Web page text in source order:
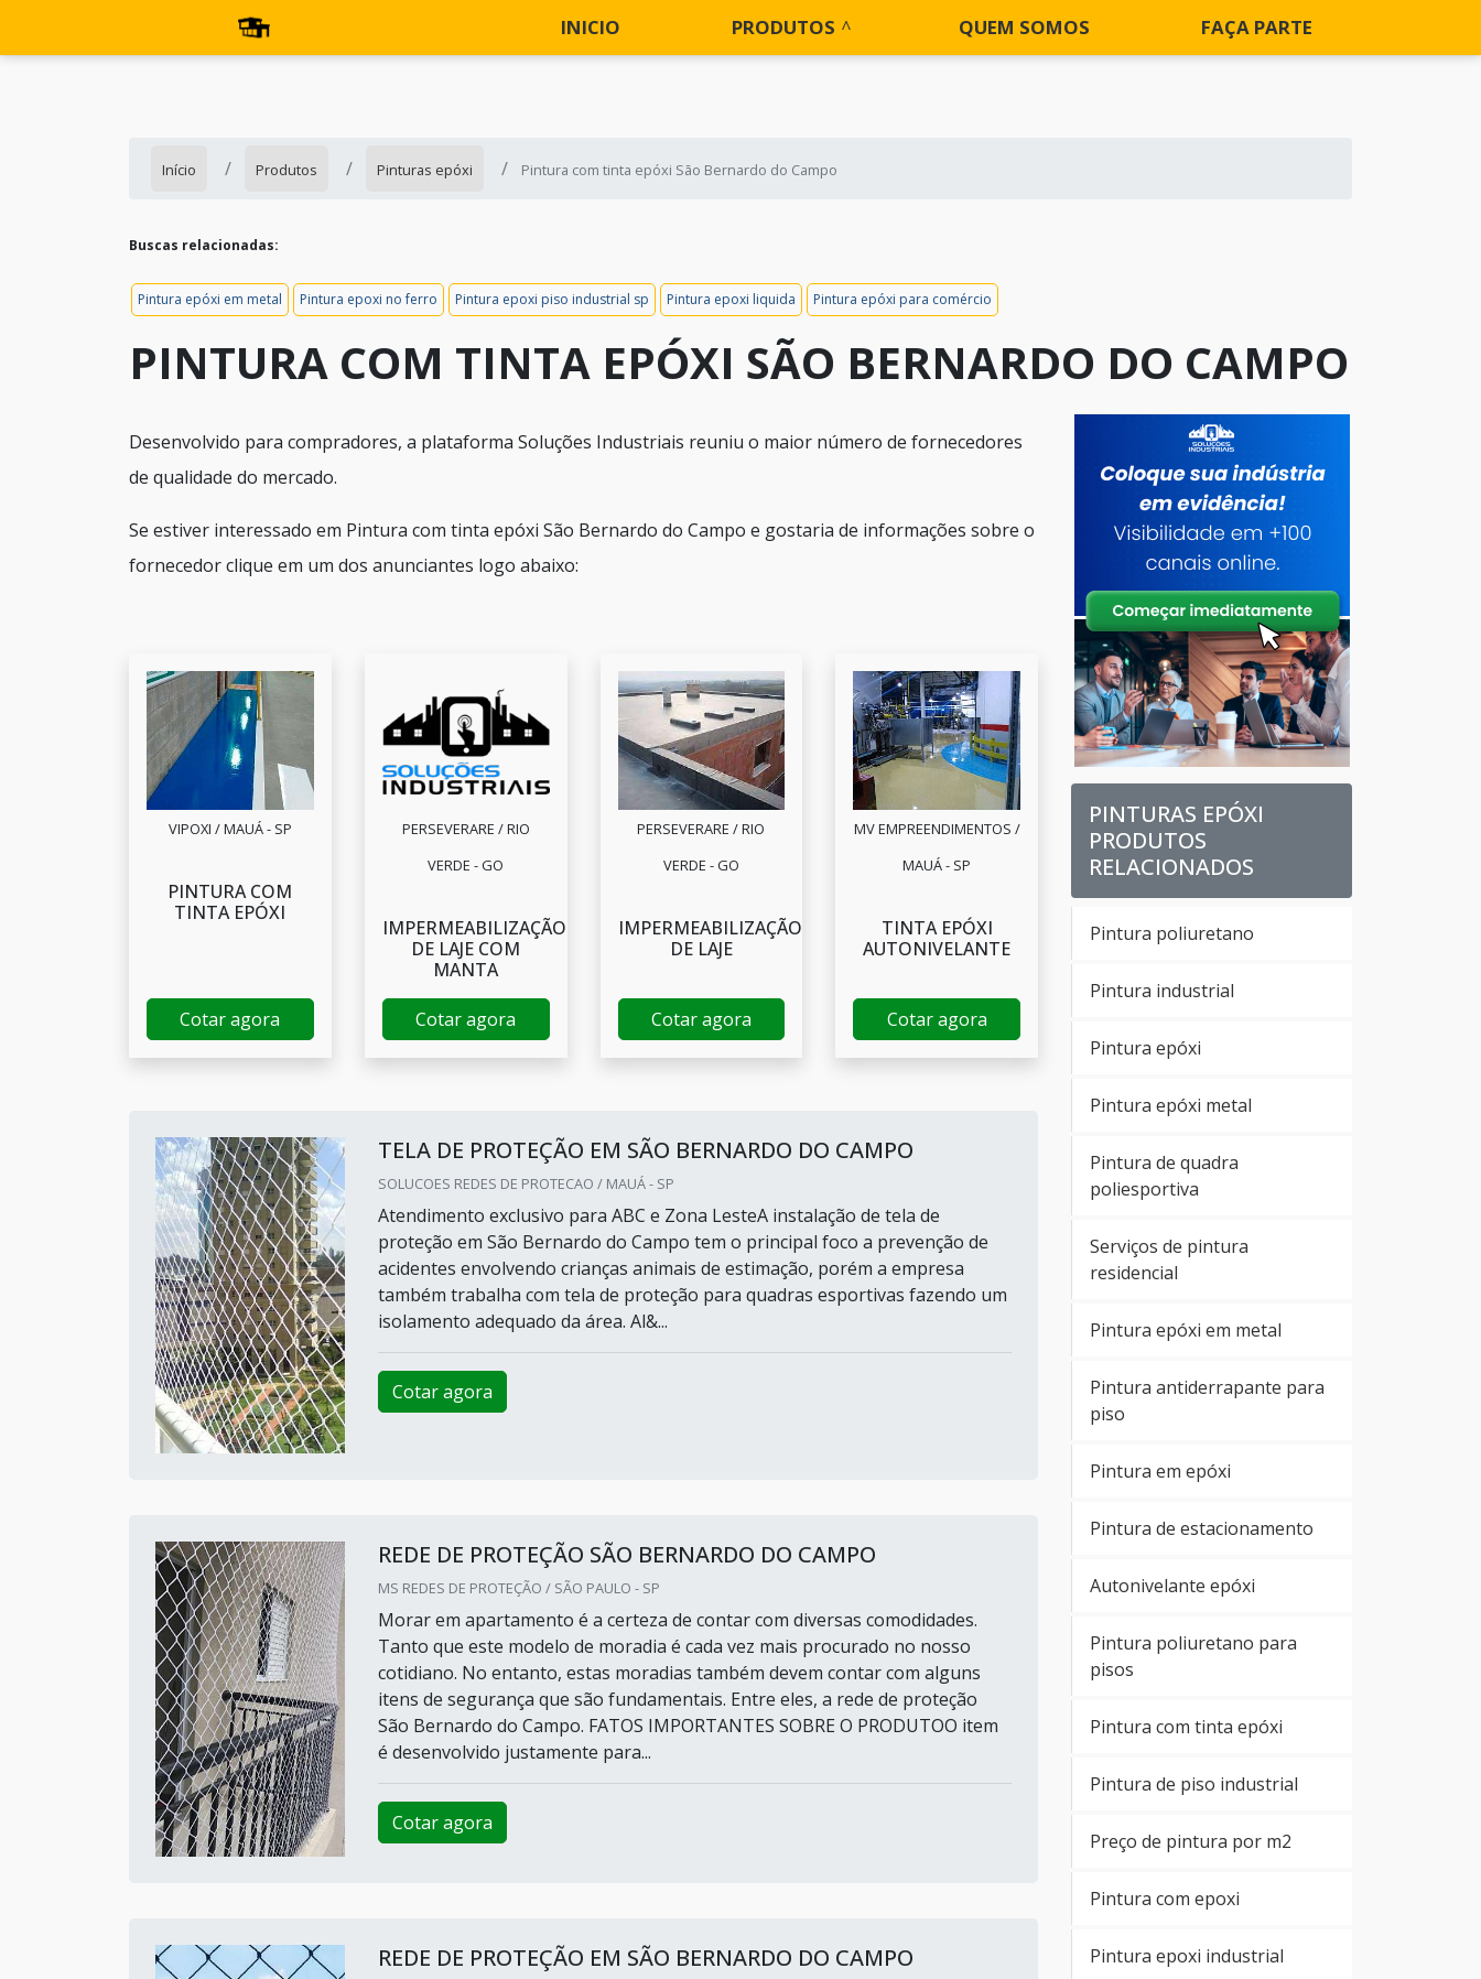
INICIO PRODUTOS QUEM SOMOS FAÇA PARTE
Início Produtos Pinturas epóxi Pintura com tinta epóxi São Bernardo do Campo
Buscas relacionadas:
Pintura epóxi em metal Pintura epoxi no ferro Pintura epoxi piso industrial sp Pintura epoxi liquida Pintura epóxi para comércio
PINTURA COM TINTA EPÓXI SÃO BERNARDO DO CAMPO
Desenvolvido para compradores, a plataforma Soluções Industriais reuniu o maior número de fornecedores
de qualidade do mercado.
Se estiver interessado em Pintura com tinta epóxi São Bernardo do Campo e gostaria de informações sobre o
fornecedor clique em um dos anunciantes logo abaixo:
VIPOXI / MAUÁ - SP
PINTURA COM
TINTA EPÓXI
Cotar agora
PERSEVERARE / RIO
VERDE - GO
IMPERMEABILIZAÇÃO
DE LAJE COM
MANTA
Cotar agora
PERSEVERARE / RIO
VERDE - GO
IMPERMEABILIZAÇÃO
DE LAJE
Cotar agora
MV EMPREENDIMENTOS /
MAUÁ - SP
TINTA EPÓXI
AUTONIVELANTE
Cotar agora
TELA DE PROTEÇÃO EM SÃO BERNARDO DO CAMPO
SOLUCOES REDES DE PROTECAO / MAUÁ - SP
Atendimento exclusivo para ABC e Zona LesteA instalação de tela de
proteção em São Bernardo do Campo tem o principal foco a prevenção de
acidentes envolvendo crianças animais de estimação, porém a empresa
também trabalha com tela de proteção para quadras esportivas fazendo um
isolamento adequado da área. Al&...
Cotar agora
REDE DE PROTEÇÃO SÃO BERNARDO DO CAMPO
MS REDES DE PROTEÇÃO / SÃO PAULO - SP
Morar em apartamento é a certeza de contar com diversas comodidades.
Tanto que este modelo de moradia é cada vez mais procurado no nosso
cotidiano. No entanto, estas moradias também devem contar com alguns
itens de segurança que são fundamentais. Entre eles, a rede de proteção
São Bernardo do Campo. FATOS IMPORTANTES SOBRE O PRODUTOO item
é desenvolvido justamente para...
Cotar agora
REDE DE PROTEÇÃO EM SÃO BERNARDO DO CAMPO
PINTURAS EPÓXI
PRODUTOS
RELACIONADOS
Pintura poliuretano
Pintura industrial
Pintura epóxi
Pintura epóxi metal
Pintura de quadra
poliesportiva
Serviços de pintura
residencial
Pintura epóxi em metal
Pintura antiderrapante para
piso
Pintura em epóxi
Pintura de estacionamento
Autonivelante epóxi
Pintura poliuretano para
pisos
Pintura com tinta epóxi
Pintura de piso industrial
Preço de pintura por m2
Pintura com epoxi
Pintura epoxi industrial